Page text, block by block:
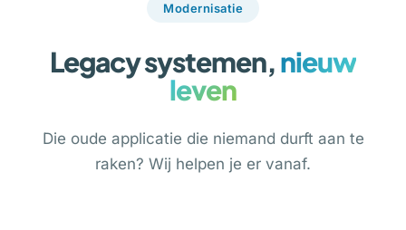
Modernisatie
Legacy systemen,nieuw
leven
Die oude applicatie die niemand durft aan te
raken? Wij helpen je er vanaf.